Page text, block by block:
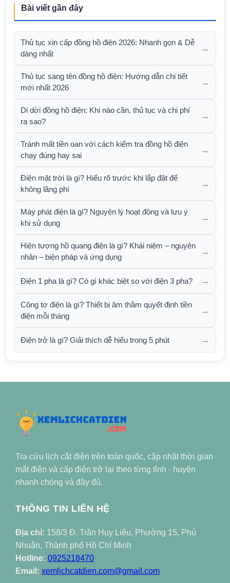
Bài viết gần đây
Thủ tục xin cấp đồng hồ điện 2026: Nhanh gọn & Dễ
dàng nhất
→
Thủ tục sang tên đồng hồ điện: Hướng dẫn chi tiết
mới nhất 2026
→
Di dời đồng hồ điện: Khi nào cần, thủ tục và chi phí
ra sao?
→
Tránh mất tiền oan với cách kiểm tra đồng hồ điện
chạy đúng hay sai
→
Điện mặt trời là gì? Hiểu rõ trước khi lắp đặt để
không lãng phí
→
Máy phát điện là gì? Nguyên lý hoạt động và lưu ý
khi sử dụng
→
Hiện tượng hồ quang điện là gì? Khái niệm – nguyên
nhân – biện pháp và ứng dụng
→
Điện 1 pha là gì? Có gì khác biệt so với điện 3 pha? →
Công tơ điện là gì? Thiết bị âm thầm quyết định tiền
điện mỗi tháng
→
Điện trở là gì? Giải thích dễ hiểu trong 5 phút →
Tra cứu lịch cắt điện trên toàn quốc, cập nhật thời gian
mất điện và cấp điện trở lại theo từng tỉnh - huyện
nhanh chóng và đầy đủ.
THÔNG TIN LIÊN HỆ
Địa chỉ: 158/3 Đ. Trần Huy Liệu, Phường 15, Phú
Nhuận, Thành phố Hồ Chí Minh
Hotline: 0925218470
Email: xemlichcatdien.com@gmail.com